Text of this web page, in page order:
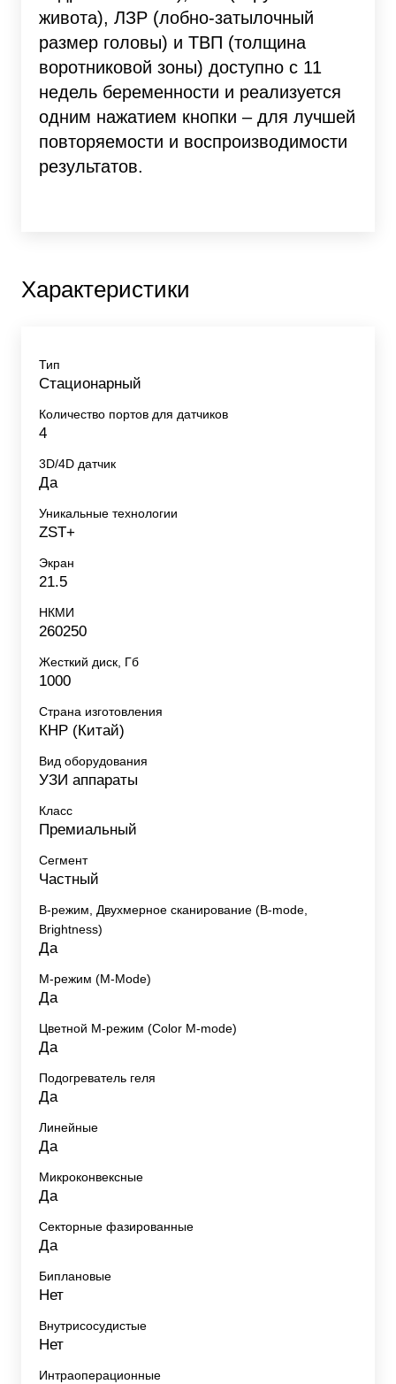
живота), ЛЗР (лобно-затылочный
размер головы) и ТВП (толщина
воротниковой зоны) доступно с 11
недель беременности и реализуется
одним нажатием кнопки – для лучшей
повторяемости и воспроизводимости
результатов.
Характеристики
Тип
Стационарный
Количество портов для датчиков
4
3D/4D датчик
Да
Уникальные технологии
ZST+
Экран
21.5
НКМИ
260250
Жесткий диск, Гб
1000
Страна изготовления
КНР (Китай)
Вид оборудования
УЗИ аппараты
Класс
Премиальный
Сегмент
Частный
B-режим, Двухмерное сканирование (B-mode,
Brightness)
Да
M-режим (M-Mode)
Да
Цветной M-режим (Color M-mode)
Да
Подогреватель геля
Да
Линейные
Да
Микроконвексные
Да
Секторные фазированные
Да
Биплановые
Нет
Внутрисосудистые
Нет
Интраоперационные